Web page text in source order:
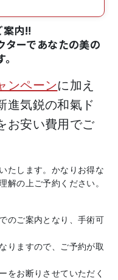
案内‼
ターであなたの美の
ンペーンに加え
進気鋭の和氣ド
お安い費用でご
たします。かなりお得な
解の上ご予約ください。
のご案内となり、手術可
りますので、ご予約が取
をお断りさせていただく